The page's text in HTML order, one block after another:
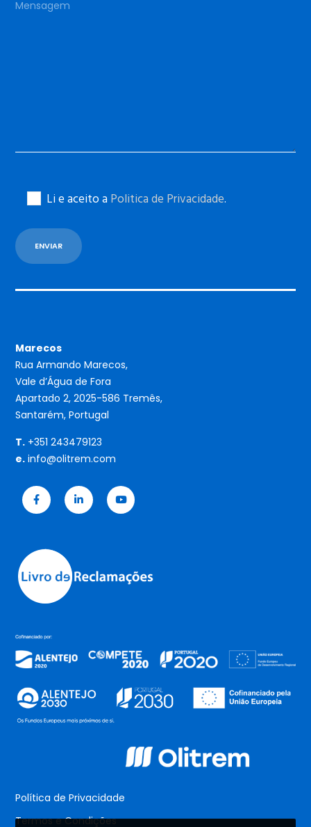
Li e aceito aPolitica de Privacidade.
Marecos
Rua Armando Marecos,
Vale d’Água de Fora
Apartado 2, 2025-586 Tremês,
Santarém, Portugal
T. +351 243479123
e. info@olitrem.com
Política de Privacidade
Termos e Condições